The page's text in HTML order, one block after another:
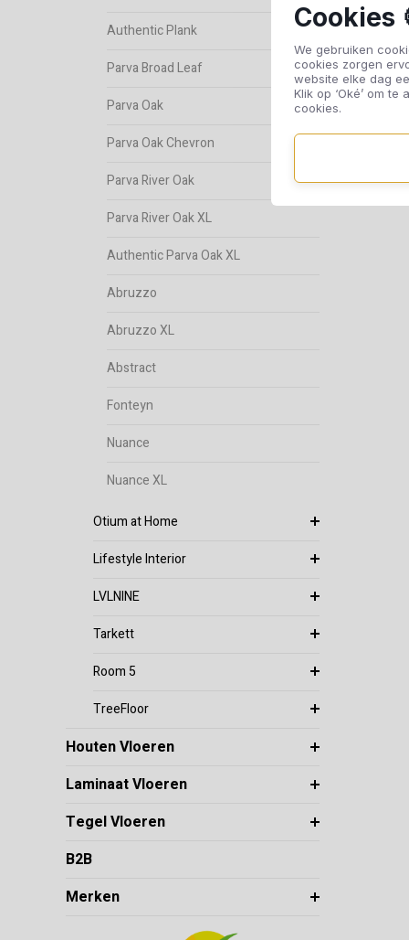
Cookies
We gebruiken
cookies zorgen
website elke dag
Klik op ‘Oké’ om
cookies.
Authentic Plank
Parva Broad Leaf
Parva Oak
Parva Oak Chevron
Parva River Oak
Parva River Oak XL
Authentic Parva Oak XL
Abruzzo
Abruzzo XL
Abstract
Fonteyn
Nuance
Nuance XL
Otium at Home
Lifestyle Interior
LVLNINE
Tarkett
Room 5
TreeFloor
Houten Vloeren
Laminaat Vloeren
Tegel Vloeren
B2B
Merken